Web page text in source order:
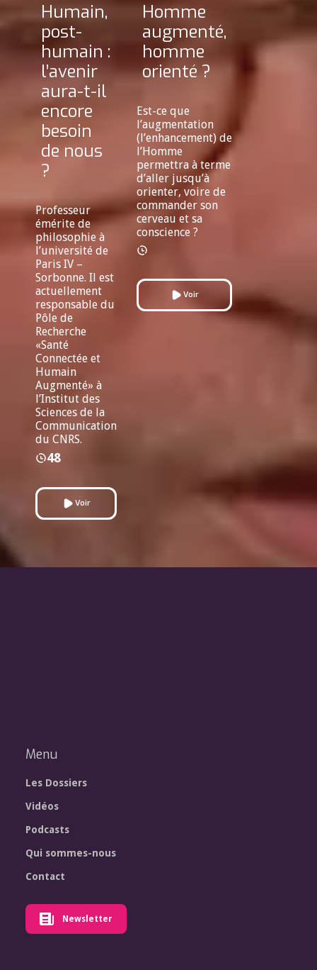
Humain,
post-
humain :
l’avenir
aura-t-il
encore
besoin
de nous
?
Professeur
émérite de
philosophie à
l’université de
Paris IV –
Sorbonne. Il est
actuellement
responsable du
Pôle de
Recherche
«Santé
Connectée et
Humain
Augmenté» à
l’Institut des
Sciences de la
Communication
du CNRS.
48
Voir
Homme
augmenté,
homme
orienté ?
Est-ce que
l’augmentation
(l’enhancement) de
l’Homme
permettra à terme
d’aller jusqu’à
orienter, voire de
commander son
cerveau et sa
conscience ?
Voir
Menu
Les Dossiers
Vidéos
Podcasts
Qui sommes-nous
Contact
Newsletter